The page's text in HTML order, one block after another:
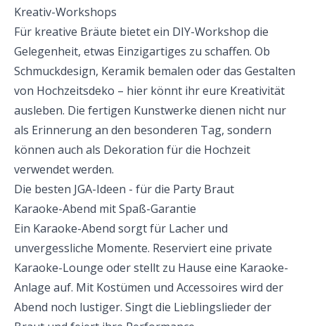
Kreativ-Workshops
Für kreative Bräute bietet ein DIY-Workshop die
Gelegenheit, etwas Einzigartiges zu schaffen. Ob
Schmuckdesign, Keramik bemalen oder das Gestalten
von Hochzeitsdeko – hier könnt ihr eure Kreativität
ausleben. Die fertigen Kunstwerke dienen nicht nur
als Erinnerung an den besonderen Tag, sondern
können auch als Dekoration für die Hochzeit
verwendet werden.
Die besten JGA-Ideen - für die Party Braut
Karaoke-Abend mit Spaß-Garantie
Ein Karaoke-Abend sorgt für Lacher und
unvergessliche Momente. Reserviert eine private
Karaoke-Lounge oder stellt zu Hause eine Karaoke-
Anlage auf. Mit Kostümen und Accessoires wird der
Abend noch lustiger. Singt die Lieblingslieder der